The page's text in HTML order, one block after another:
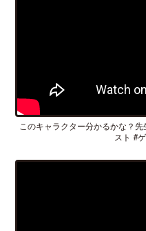
このキャラクター分かるかな？
スト #